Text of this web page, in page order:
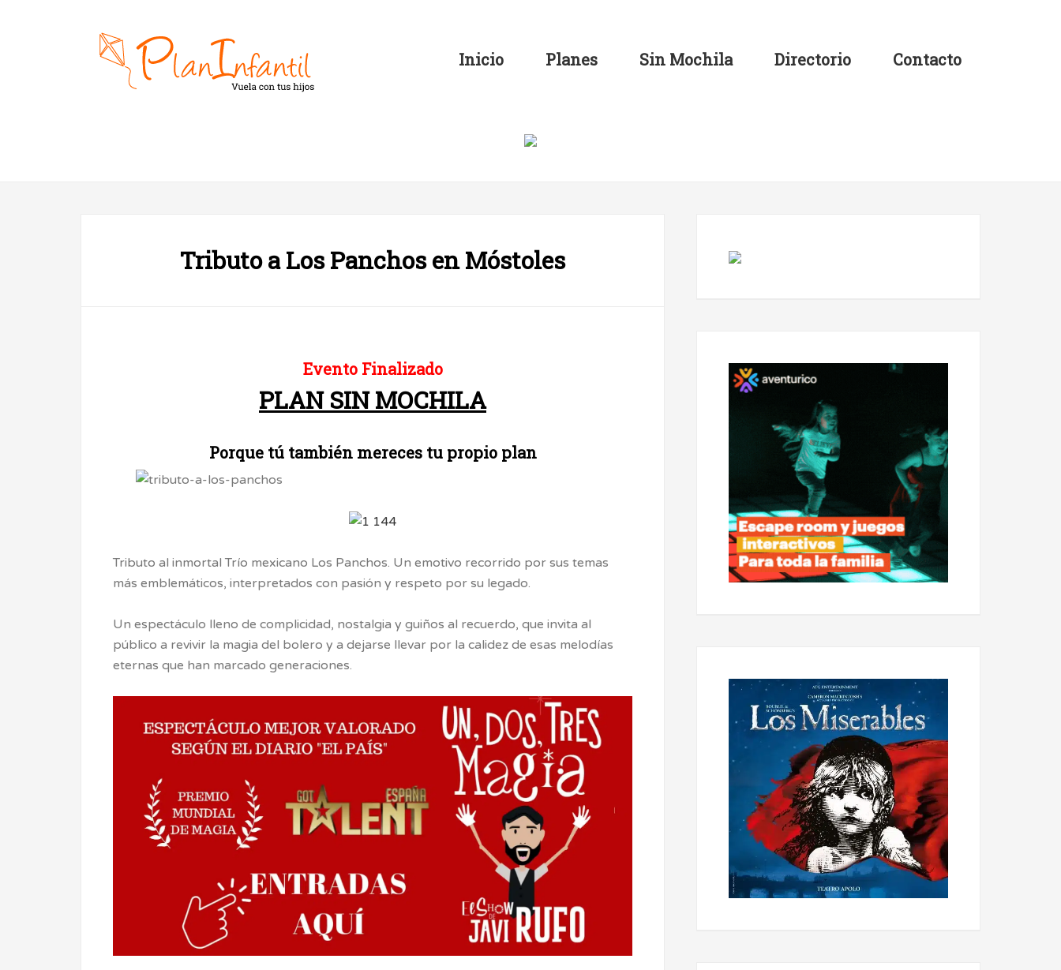
Inicio Planes Sin Mochila Directorio Contacto
Tributo a Los Panchos en Móstoles
Evento Finalizado
PLAN SIN MOCHILA
Porque tú también mereces tu propio plan
Tributo al inmortal Trío mexicano Los Panchos. Un emotivo recorrido por sus temas
más emblemáticos, interpretados con pasión y respeto por su legado.
Un espectáculo lleno de complicidad, nostalgia y guiños al recuerdo, que invita al
público a revivir la magia del bolero y a dejarse llevar por la calidez de esas melodías
eternas que han marcado generaciones.